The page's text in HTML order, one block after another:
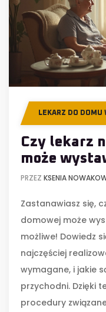
LEKARZ DO DOMU
Czy lekarz
może
PRZEZ KSENIA
Zastanawiasz się,
domowej może
możliwe! Dowiedz
najczęściej
wymagane, i jakie
przychodni. Dzięki
procedury